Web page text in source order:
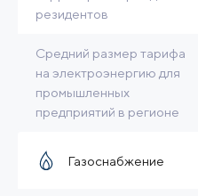
резидентов
Средний размер тарифа
на электроэнергию для
промышленных
предприятий в регионе
Газоснабжение